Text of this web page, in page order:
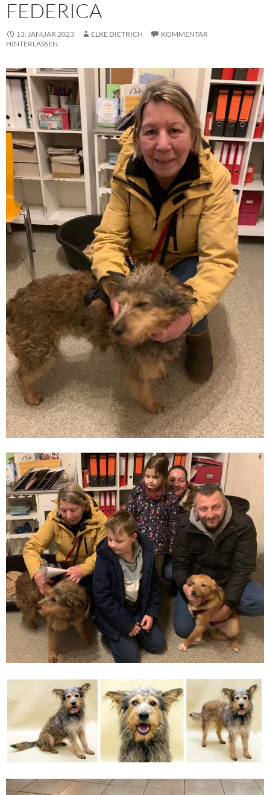
FEDERICA
13. JANUAR 2023 ELKE DIETRICH
KOMMENTAR
HINTERLASSEN